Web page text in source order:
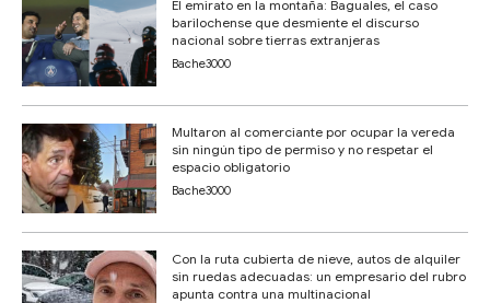
El emirato en la montaña: Baguales, el caso
barilochense que desmiente el discurso
nacional sobre tierras extranjeras
Bache3000
Multaron al comerciante por ocupar la vereda
sin ningún tipo de permiso y no respetar el
espacio obligatorio
Bache3000
Con la ruta cubierta de nieve, autos de alquiler
sin ruedas adecuadas: un empresario del rubro
apunta contra una multinacional